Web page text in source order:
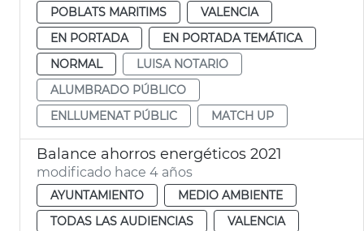
POBLATS MARITIMS
VALENCIA
EN PORTADA
EN PORTADA TEMÁTICA
NORMAL
LUISA NOTARIO
ALUMBRADO PÚBLICO
ENLLUMENAT PÚBLIC
MATCH UP
Balance ahorros energéticos 2021
modificado hace 4 años
AYUNTAMIENTO
MEDIO AMBIENTE
TODAS LAS AUDIENCIAS
VALENCIA